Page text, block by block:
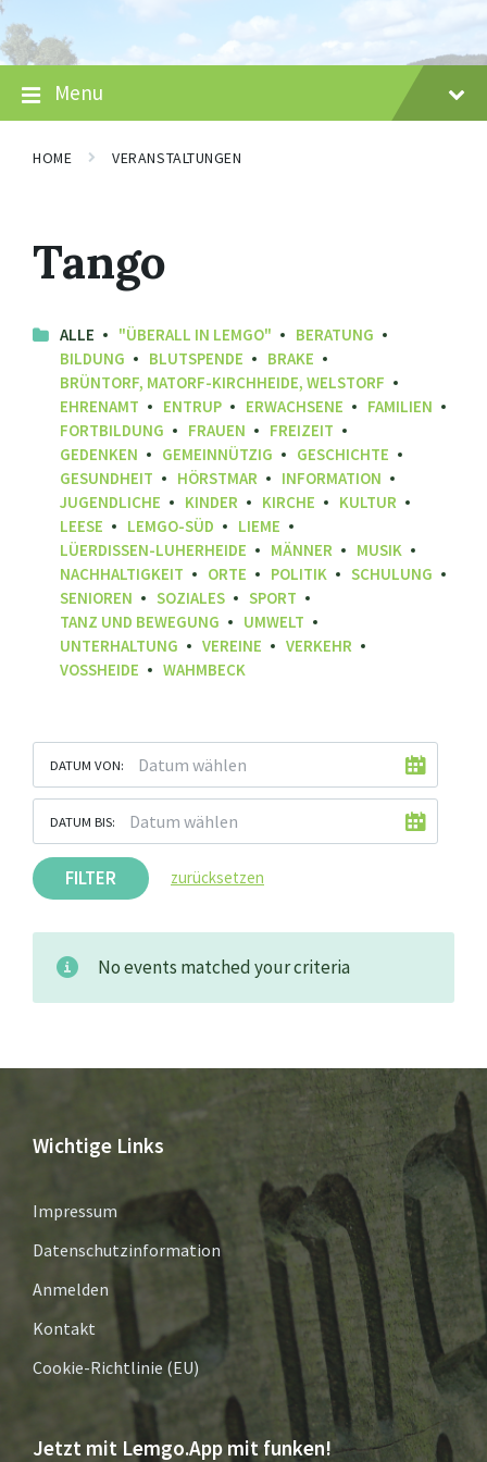
Skip
to
content
Skip
to
main
navigation
Skip
to
footer
Menu
HOME VERANSTALTUNGEN
Tango
ALLE "ÜBERALL IN LEMGO"
BERATUNG
BILDUNG
BLUTSPENDE
BRAKE
BRÜNTORF, MATORF-KIRCHHEIDE, WELSTORF
EHRENAMT
ENTRUP ERWACHSENE
FAMILIEN
FORTBILDUNG
FRAUEN
FREIZEIT
GEDENKEN
GEMEINNÜTZIG
GESCHICHTE
GESUNDHEIT
HÖRSTMAR
INFORMATION
JUGENDLICHE
KINDER KIRCHE
KULTUR
LEESE
LEMGO-SÜD
LIEME
LÜERDISSEN-LUHERHEIDE
MÄNNER
MUSIK
NACHHALTIGKEIT
ORTE POLITIK
SCHULUNG
SENIOREN
SOZIALES
SPORT
TANZ UND BEWEGUNG
UMWELT
UNTERHALTUNG
VEREINE
VERKEHR
VOSSHEIDE
WAHMBECK
DATUM VON:
DATUM BIS:
FILTER zurücksetzen
No events matched your criteria
Wichtige Links
Impressum
Datenschutzinformation
Anmelden
Kontakt
Cookie-Richtlinie (EU)
Jetzt mit Lemgo.App mit funken!